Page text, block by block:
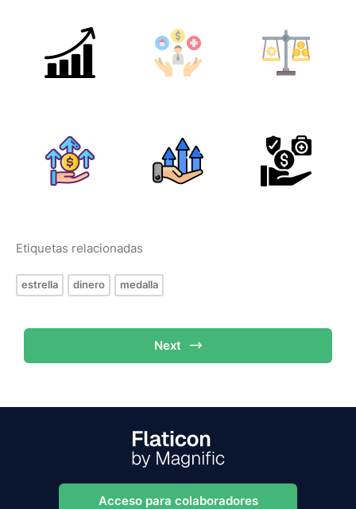
Etiquetas relacionadas
estrella dinero medalla
Next
Acceso para colaboradores